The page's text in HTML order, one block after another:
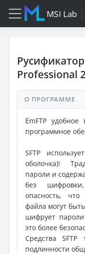
MSI Lab
Professional
О ПРОГРАММЕ
EmFTP удобное
программное
SFTP
оболочка)!
пароли и
без
опасность,
файла могут
шифрует
это более
Средства
подлинности